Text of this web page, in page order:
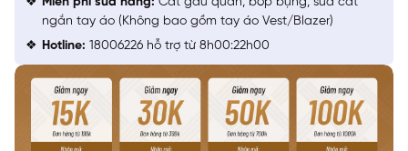
ngắn tay áo (Không bao gồm tay áo Vest/Blazer)
Hotline: 18006226 hỗ trợ từ 8h00:22h00